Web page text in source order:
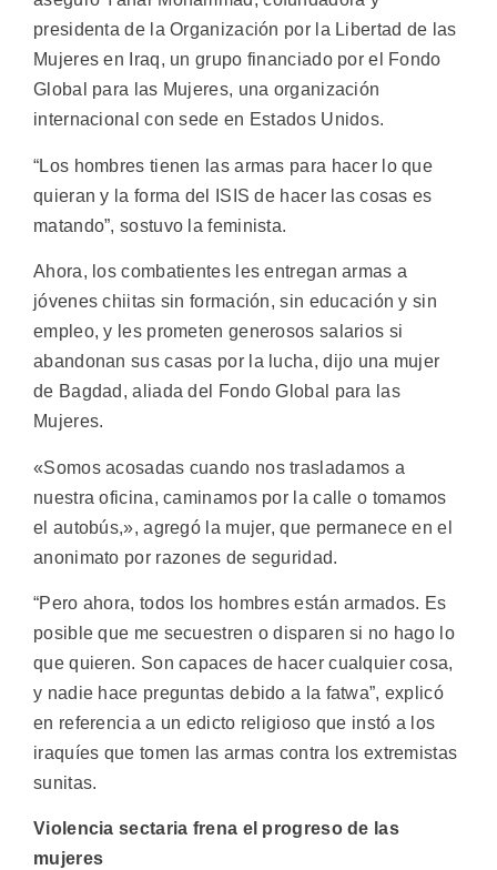
presidenta de la Organización por la Libertad de las
Mujeres en Iraq, un grupo financiado por el Fondo
Global para las Mujeres, una organización
internacional con sede en Estados Unidos.
“Los hombres tienen las armas para hacer lo que
quieran y la forma del ISIS de hacer las cosas es
matando”, sostuvo la feminista.
Ahora, los combatientes les entregan armas a
jóvenes chiitas sin formación, sin educación y sin
empleo, y les prometen generosos salarios si
abandonan sus casas por la lucha, dijo una mujer
de Bagdad, aliada del Fondo Global para las
Mujeres.
«Somos acosadas cuando nos trasladamos a
nuestra oficina, caminamos por la calle o tomamos
el autobús,», agregó la mujer, que permanece en el
anonimato por razones de seguridad.
“Pero ahora, todos los hombres están armados. Es
posible que me secuestren o disparen si no hago lo
que quieren. Son capaces de hacer cualquier cosa,
y nadie hace preguntas debido a la fatwa”, explicó
en referencia a un edicto religioso que instó a los
iraquíes que tomen las armas contra los extremistas
sunitas.
Violencia sectaria frena el progreso de las
mujeres